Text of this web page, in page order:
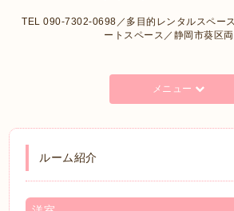
TEL 090-7302-0698／多目的レンタルスペー
ートスペース／静岡市葵区
メニュー
ルーム紹介